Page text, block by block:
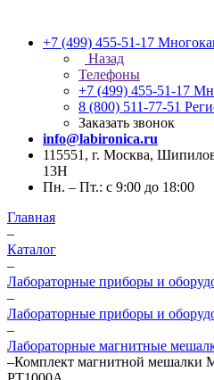
+7 (499) 455-51-17
Назад
Телефоны
+7 (499) 455-51-17
8 (800) 511-77-51
Заказать звонок
info@labironica.ru
115551, г. Москва,
13Н
Пн. – Пт.: с 9:00 до 18:00
Главная
–
Каталог
–
Лабораторные приборы и
–
Лабораторные приборы и
–
Лабораторные магнитные
–Комплект магнитной мешалки